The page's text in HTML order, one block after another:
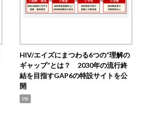
HIV/エイズにまつわる6つの“理解の
ギャップ”とは？ 2030年の流行終
結を目指すGAP6の特設サイトを公
開
PR